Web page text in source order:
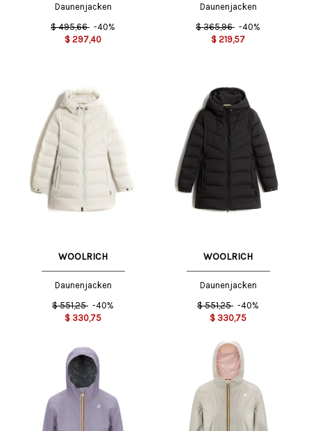
Daunenjacken
$ 495,66 -40%
$ 297,40
Daunenjacken
$ 365,96 -40%
$ 219,57
WOOLRICH
Daunenjacken
$ 551,25 -40%
$ 330,75
WOOLRICH
Daunenjacken
$ 551,25 -40%
$ 330,75